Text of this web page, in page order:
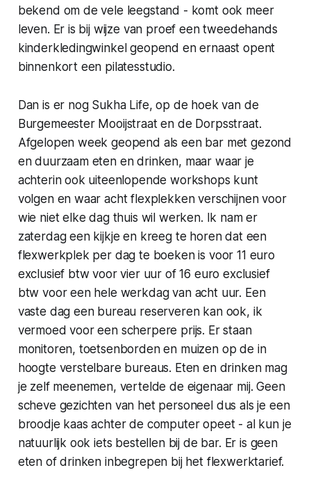
bekend om de vele leegstand - komt ook meer
leven. Er is bij wijze van proef een tweedehands
kinderkledingwinkel geopend en ernaast opent
binnenkort een pilatesstudio.
Dan is er nog Sukha Life, op de hoek van de
Burgemeester Mooijstraat en de Dorpsstraat.
Afgelopen week geopend als een bar met gezond
en duurzaam eten en drinken, maar waar je
achterin ook uiteenlopende workshops kunt
volgen en waar acht flexplekken verschijnen voor
wie niet elke dag thuis wil werken. Ik nam er
zaterdag een kijkje en kreeg te horen dat een
flexwerkplek per dag te boeken is voor 11 euro
exclusief btw voor vier uur of 16 euro exclusief
btw voor een hele werkdag van acht uur. Een
vaste dag een bureau reserveren kan ook, ik
vermoed voor een scherpere prijs. Er staan
monitoren, toetsenborden en muizen op de in
hoogte verstelbare bureaus. Eten en drinken mag
je zelf meenemen, vertelde de eigenaar mij. Geen
scheve gezichten van het personeel dus als je een
broodje kaas achter de computer opeet - al kun je
natuurlijk ook iets bestellen bij de bar. Er is geen
eten of drinken inbegrepen bij het flexwerktarief.